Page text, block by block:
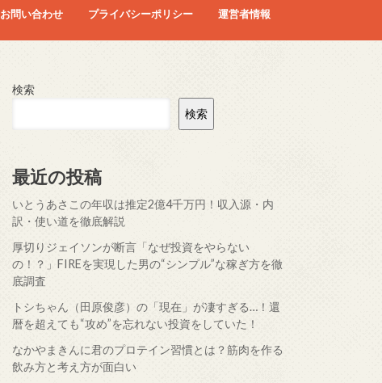
お問い合わせ プライバシーポリシー 運営者情報
検索
検索
最近の投稿
いとうあさこの年収は推定2億4千万円！収入源・内
訳・使い道を徹底解説
厚切りジェイソンが断言「なぜ投資をやらない
の！？」FIREを実現した男の“シンプル”な稼ぎ方を徹
底調査
トシちゃん（田原俊彦）の「現在」が凄すぎる…！還
暦を超えても“攻め”を忘れない投資をしていた！
なかやまきんに君のプロテイン習慣とは？筋肉を作る
飲み方と考え方が面白い